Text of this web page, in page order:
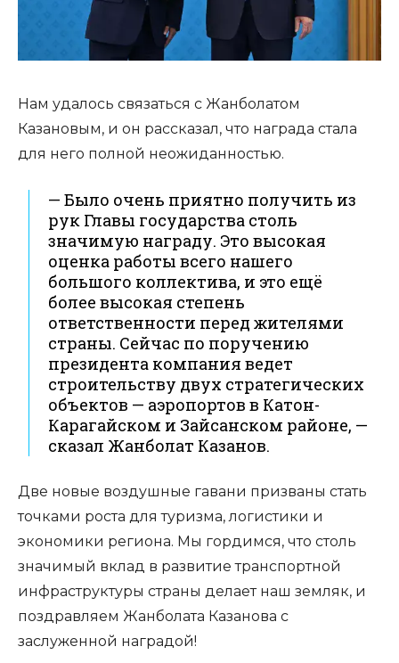
Нам удалось связаться с Жанболатом
Казановым, и он рассказал, что награда стала
для него полной неожиданностью.
— Было очень приятно получить из
рук Главы государства столь
значимую награду. Это высокая
оценка работы всего нашего
большого коллектива, и это ещё
более высокая степень
ответственности перед жителями
страны. Сейчас по поручению
президента компания ведет
строительству двух стратегических
объектов — аэропортов в Катон-
Карагайском и Зайсанском районе, —
сказал Жанболат Казанов.
Две новые воздушные гавани призваны стать
точками роста для туризма, логистики и
экономики региона. Мы гордимся, что столь
значимый вклад в развитие транспортной
инфраструктуры страны делает наш земляк, и
поздравляем Жанболата Казанова с
заслуженной наградой!